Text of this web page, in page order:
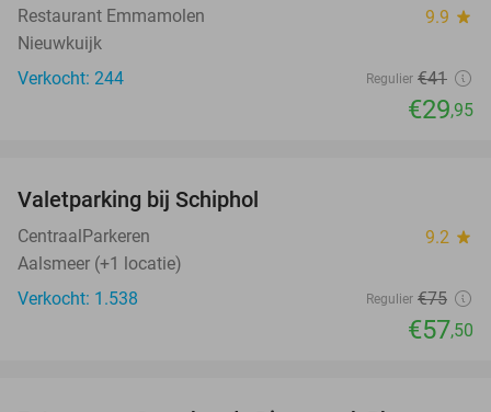
Restaurant Emmamolen 9.9 star
Nieuwkuijk
Verkocht: 244
Regulier €41
€29,95
Valetparking bij Schiphol
CentraalParkeren 9.2 star
Aalsmeer (+1 locatie)
Verkocht: 1.538
Regulier €75
€57,50